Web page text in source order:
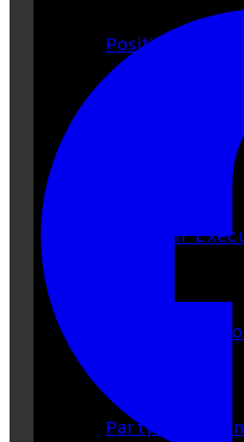
Position papers
Our
Our
Party